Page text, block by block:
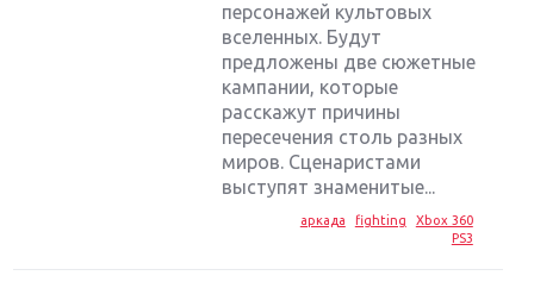
персонажей культовых
вселенных. Будут
предложены две сюжетные
кампании, которые
расскажут причины
пересечения столь разных
миров. Сценаристами
выступят знаменитые...
аркада fighting
Xbox 360
PS3